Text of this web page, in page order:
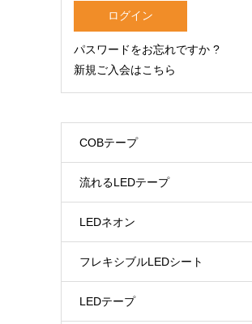
パスワードをお忘れですか ?
新規ご入会はこちら
COBテープ
流れるLEDテープ
LEDネオン
フレキシブルLEDシート
LEDテープ